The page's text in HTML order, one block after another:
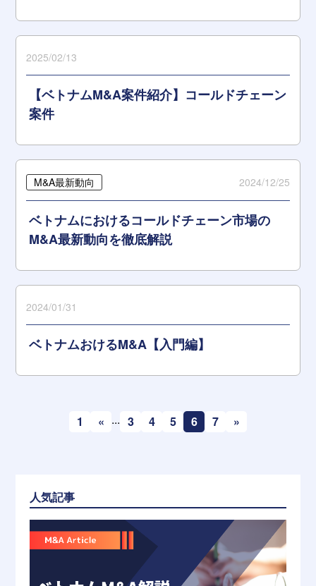
2025/02/13
【ベトナムM&A案件紹介】コールドチェーン
案件
M&A最新動向 2024/12/25
ベトナムにおけるコールドチェーン市場の
M&A最新動向を徹底解説
2024/01/31
ベトナムおけるM&A【入門編】
1 « ... 3 4 5 6 7 »
人気記事